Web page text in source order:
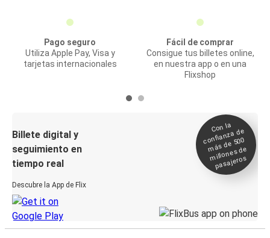
Pago seguro
Utiliza Apple Pay, Visa y
tarjetas internacionales
Fácil de comprar
Consigue tus billetes online,
en nuestra app o en una
Flixshop
Billete digital y
seguimiento en
tiempo real
Descubre la App de Flix
Con la
confianza de
más de 500
millones de
pasajeros